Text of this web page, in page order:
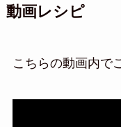
動画レシピ
こちらの動画内で